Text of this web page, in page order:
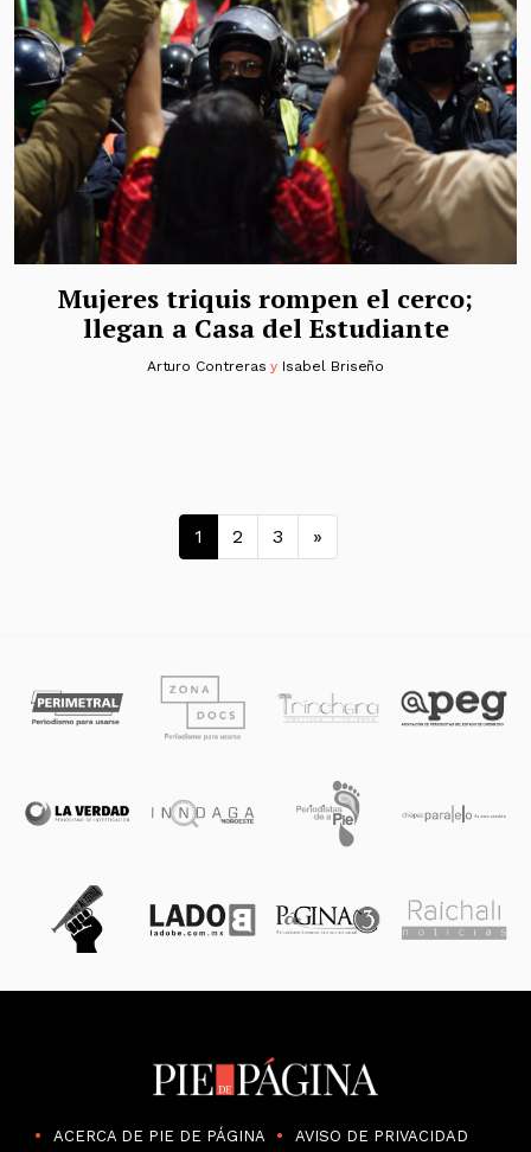
Mujeres triquis rompen el cerco;
llegan a Casa del Estudiante
Arturo Contreras y Isabel Briseño
Navegación de
1 2 3 »
ACERCA DE PIE DE PÁGINA
AVISO DE PRIVACIDAD